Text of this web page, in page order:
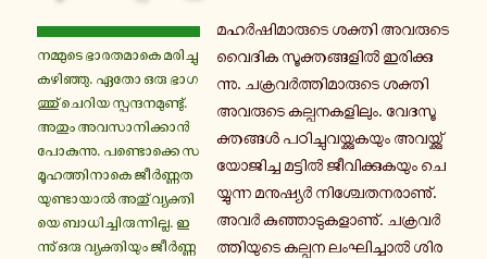
ന­മ്മു­ടെ ഭാ­ര­ത­മാ­കെ മ­രി­ച്ചു­
ക­ഴി­ഞ്ഞു. ഏതോ ഒരു ഭാ­ഗ­
ത്തു് ചെറിയ സ്പ­ന്ദ­ന­മു­ണ്ടു്.
അതും അ­വ­സാ­നി­ക്കാൻ­
പോ­കു­ന്നു. പ­ണ്ടൊ­ക്കെ സ­
മൂ­ഹ­ത്തി­നാ­കെ ജീർ­ണ്ണ­ത­
യു­ണ്ടാ­യാൽ അതു് വ്യ­ക്തി­
യെ ബാ­ധി­ച്ചി­രു­ന്നി­ല്ല. ഇ­
ന്നു് ഒരു വ്യ­ക്തി­യും ജീർ­ണ്ണ­
മ­ഹർ­ഷി­മാ­രു­ടെ ശക്തി അ­വ­രു­ടെ
വൈദിക സൂ­ക്ത­ങ്ങ­ളിൽ ഇ­രി­ക്കു­
ന്നു. ച­ക്ര­വർ­ത്തി­മാ­രു­ടെ ശക്തി
അ­വ­രു­ടെ ക­ല്പ­ന­ക­ളി­ലും. വേ­ദ­സൂ­
ക്ത­ങ്ങൾ പ­ഠി­ച്ചു­വ­യ്ക്കു­ക­യും അ­വ­യ്ക്കു്
യോ­ജി­ച്ച മ­ട്ടിൽ ജീ­വി­ക്കു­ക­യും ചെ­
യ്യു­ന്ന മ­നു­ഷ്യർ നി­ശ്ചേ­ത­ന­രാ­ണു്.
അവർ കു­ഞ്ഞാ­ടു­ക­ളാ­ണു്. ച­ക്ര­വർ­
ത്തി­യു­ടെ കല്പന ലം­ഘി­ച്ചാൽ ശി­ര­